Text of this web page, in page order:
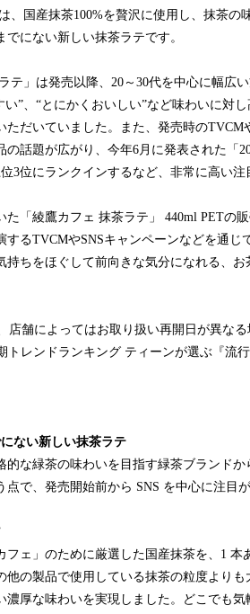
、国産抹茶100%を贅沢に使用し、抹茶の
にない新しい抹茶ラテです。
テ」は発売以降、20～30代を中心に幅広
”、“とにかくおいしい”など味わいに対
だいていました。また、発売時のTVCM
話題が広がり、今年6月に発表された「
位にランクインするなど、非常に高い注
「綾鷹カフェ 抹茶ラテ」 440ml PETの
るTVCMやSNSキャンペーンなどを通じ
ちをほぐして前向きな気分になれる、
舗によってはお取り扱い再開日が異なる
レンドランキング ティーンが選ぶ『流
ない新しい抹茶ラテ
な緑茶の味わいを目指す緑茶ブランド
で、発売開始前から SNS を中心に注目が
ェ」のために厳選した国産抹茶を、1 本
の製品で使用している抹茶の粒度より
厚な味わいを実現しました。どこでも